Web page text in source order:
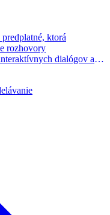
ktorá
rozhovory
dialógov a